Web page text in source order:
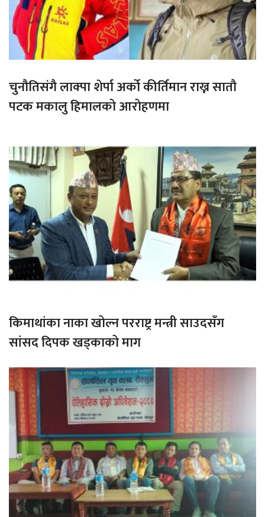
चुनौतिसंगै लाक्पा शेर्पा अर्को कीर्तिमान राख्न सातौ
पटक मकालु हिमालको आरोहणमा
किमाथांका नाका खोल्न परराष्ट्र मन्त्री साउदसँग
सांसद दिपक खड्काको माग